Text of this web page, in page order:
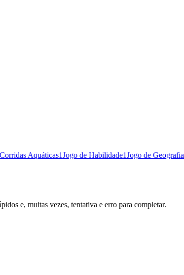
Corridas Aquáticas1Jogo de Habilidade1Jogo de Geografia
e, muitas vezes, tentativa e erro para completar.